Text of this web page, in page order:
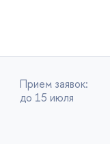
Прием заявок:
до 15 июля